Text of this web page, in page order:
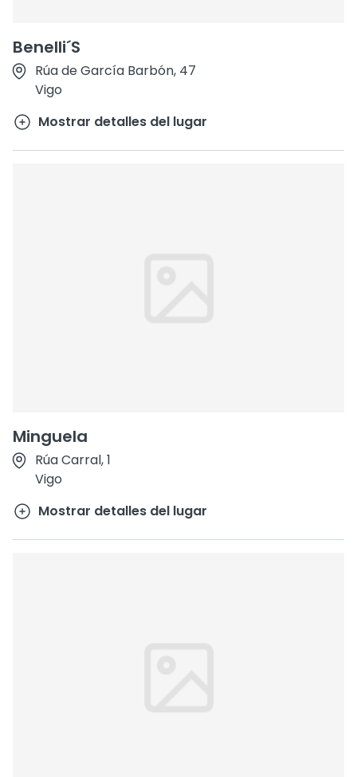
Benelli´S
Rúa de García Barbón, 47
Vigo
Mostrar detalles del lugar
Minguela
Rúa Carral, 1
Vigo
Mostrar detalles del lugar